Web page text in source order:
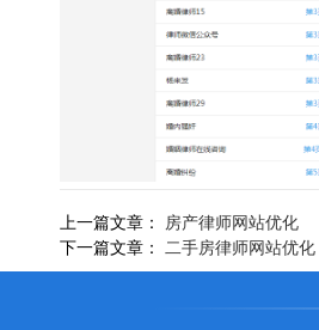
上一篇文章： 房产律师网站优化
下一篇文章： 二手房律师网站优化